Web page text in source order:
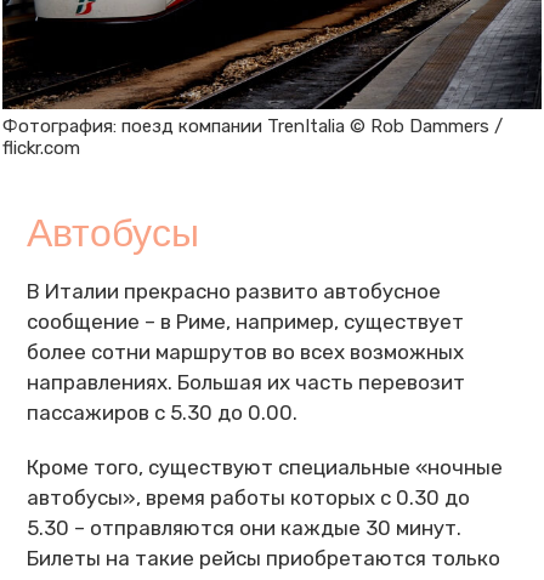
Фотография: поезд компании TrenItalia © Rob Dammers /
flickr.com
Автобусы
В Италии прекрасно развито автобусное
сообщение – в Риме, например, существует
более сотни маршрутов во всех возможных
направлениях. Большая их часть перевозит
пассажиров с 5.30 до 0.00.
Кроме того, существуют специальные «ночные
автобусы», время работы которых с 0.30 до
5.30 – отправляются они каждые 30 минут.
Билеты на такие рейсы приобретаются только